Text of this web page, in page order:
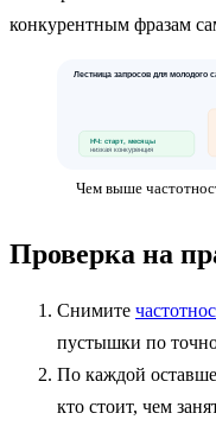
конкурентным фразам
Лестница запросов для молодого
НЧ: старт, месяцы
низкая конкуренция
Чем выше
Проверка на
Снимите
пустышки по
По каждой
кто стоит, чем